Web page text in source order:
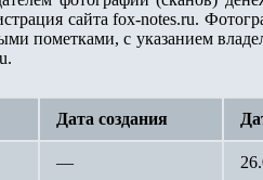
сайта fox-notes.ru.
пометками, с указанием
Дата создания
—